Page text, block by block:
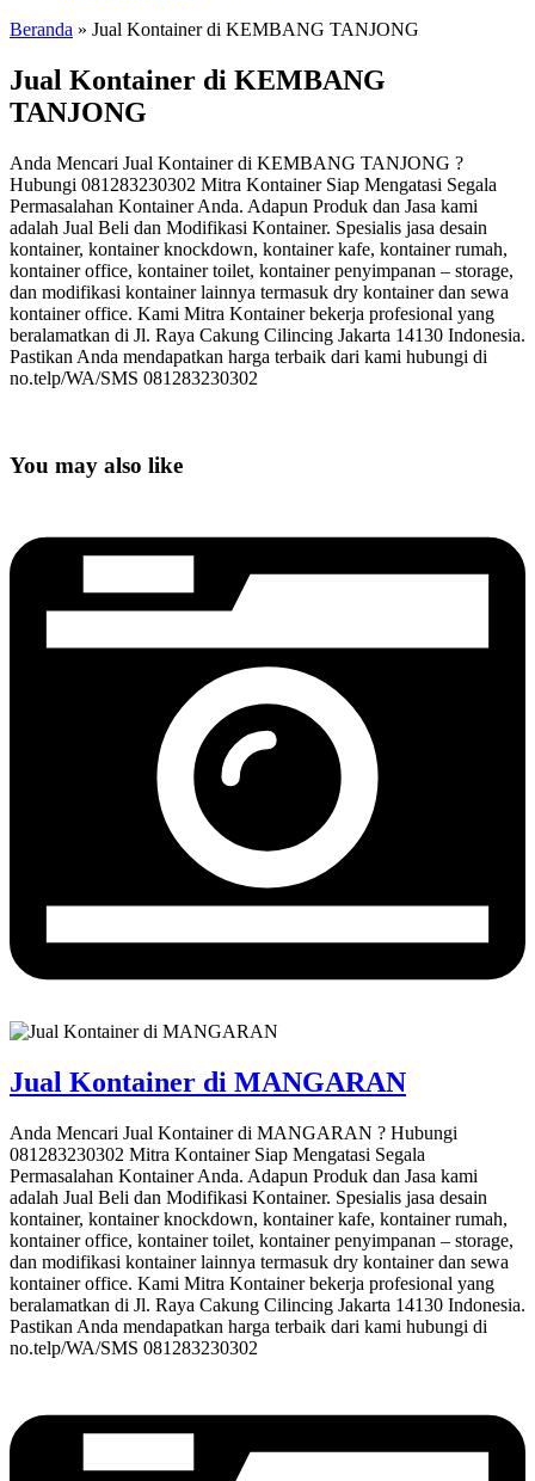
Beranda » Jual Kontainer di KEMBANG TANJONG
Jual Kontainer di KEMBANG
TANJONG
Anda Mencari Jual Kontainer di KEMBANG TANJONG ?
Hubungi 081283230302 Mitra Kontainer Siap Mengatasi Segala
Permasalahan Kontainer Anda. Adapun Produk dan Jasa kami
adalah Jual Beli dan Modifikasi Kontainer. Spesialis jasa desain
kontainer, kontainer knockdown, kontainer kafe, kontainer rumah,
kontainer office, kontainer toilet, kontainer penyimpanan – storage,
dan modifikasi kontainer lainnya termasuk dry kontainer dan sewa
kontainer office. Kami Mitra Kontainer bekerja profesional yang
beralamatkan di Jl. Raya Cakung Cilincing Jakarta 14130 Indonesia.
Pastikan Anda mendapatkan harga terbaik dari kami hubungi di
no.telp/WA/SMS 081283230302
You may also like
Jual Kontainer di MANGARAN
Anda Mencari Jual Kontainer di MANGARAN ? Hubungi
081283230302 Mitra Kontainer Siap Mengatasi Segala
Permasalahan Kontainer Anda. Adapun Produk dan Jasa kami
adalah Jual Beli dan Modifikasi Kontainer. Spesialis jasa desain
kontainer, kontainer knockdown, kontainer kafe, kontainer rumah,
kontainer office, kontainer toilet, kontainer penyimpanan – storage,
dan modifikasi kontainer lainnya termasuk dry kontainer dan sewa
kontainer office. Kami Mitra Kontainer bekerja profesional yang
beralamatkan di Jl. Raya Cakung Cilincing Jakarta 14130 Indonesia.
Pastikan Anda mendapatkan harga terbaik dari kami hubungi di
no.telp/WA/SMS 081283230302